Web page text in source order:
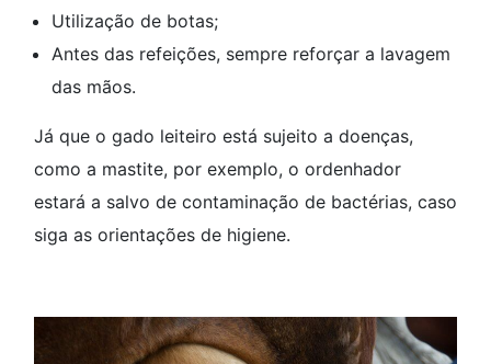
Utilização de botas;
Antes das refeições, sempre reforçar a lavagem
das mãos.
Já que o gado leiteiro está sujeito a doenças,
como a mastite, por exemplo, o ordenhador
estará a salvo de contaminação de bactérias, caso
siga as orientações de higiene.